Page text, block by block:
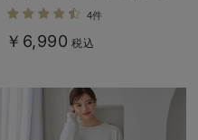
産後も長く使える】
4件
￥6,990 税込